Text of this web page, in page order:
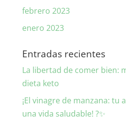
febrero 2023
enero 2023
Entradas recientes
La libertad de comer bien:
dieta keto
¡El vinagre de manzana: tu
una vida saludable! ?✨